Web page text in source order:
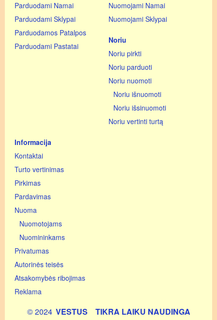
Parduodami Namai
Parduodami Sklypai
Parduodamos Patalpos
Parduodami Pastatai
Nuomojami Namai
Nuomojami Sklypai
Noriu
Noriu pirkti
Noriu parduoti
Noriu nuomoti
Noriu išnuomoti
Noriu išsinuomoti
Noriu vertinti turtą
Informacija
Kontaktai
Turto vertinimas
Pirkimas
Pardavimas
Nuoma
Nuomotojams
Nuomininkams
Privatumas
Autorinės teisės
Atsakomybės ribojimas
Reklama
© 2024 VESTUS TIKRA LAIKU NAUDINGA